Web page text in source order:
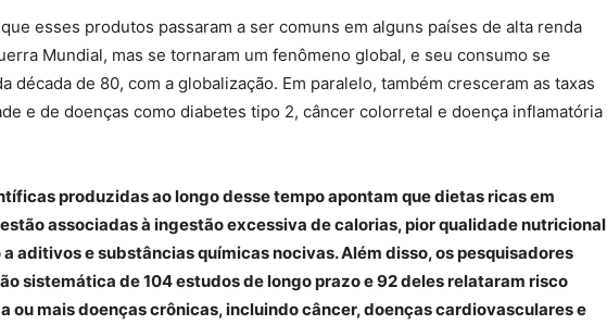
esses produtos passaram a ser comuns em alguns países de alta renda
Mundial, mas se tornaram um fenômeno global, e seu consumo se
década de 80, com a globalização. Em paralelo, também cresceram as taxas
e de doenças como diabetes tipo 2, câncer colorretal e doença inflamatória
produzidas ao longo desse tempo apontam que dietas ricas em
associadas à ingestão excessiva de calorias, pior qualidade nutricional
aditivos e substâncias químicas nocivas. Além disso, os pesquisadores
sistemática de 104 estudos de longo prazo e 92 deles relataram risco
ou mais doenças crônicas, incluindo câncer, doenças cardiovasculares e